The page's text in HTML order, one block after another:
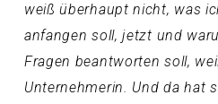
weiß überhaupt nicht, was
anfangen soll, jetzt und
Fragen beantworten soll,
Unternehmerin. Und da hat